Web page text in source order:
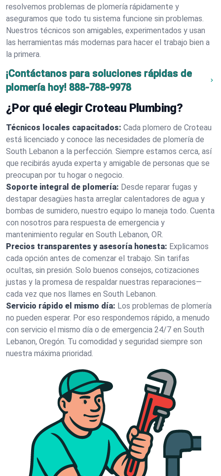
resolvemos problemas de plomería rápidamente y
aseguramos que todo tu sistema funcione sin problemas.
Nuestros técnicos son amigables, experimentados y usan
las herramientas más modernas para hacer el trabajo bien a
la primera.
¡Contáctanos para soluciones rápidas de
plomería hoy! 888-788-9978
¿Por qué elegir Croteau Plumbing?
Técnicos locales capacitados: Cada plomero de Croteau
está licenciado y conoce las necesidades de plomería de
South Lebanon a la perfección. Siempre estamos cerca, así
que recibirás ayuda experta y amigable de personas que se
preocupan por tu hogar o negocio.
Soporte integral de plomería: Desde reparar fugas y
destapar desagües hasta arreglar calentadores de agua y
bombas de sumidero, nuestro equipo lo maneja todo. Cuenta
con nosotros para respuesta de emergencia y
mantenimiento regular en South Lebanon, OR.
Precios transparentes y asesoría honesta: Explicamos
cada opción antes de comenzar el trabajo. Sin tarifas
ocultas, sin presión. Solo buenos consejos, cotizaciones
justas y la promesa de respaldar nuestras reparaciones—
cada vez que nos llames en South Lebanon.
Servicio rápido el mismo día: Los problemas de plomería
no pueden esperar. Por eso respondemos rápido, a menudo
con servicio el mismo día o de emergencia 24/7 en South
Lebanon, Oregón. Tu comodidad y seguridad siempre son
nuestra máxima prioridad.